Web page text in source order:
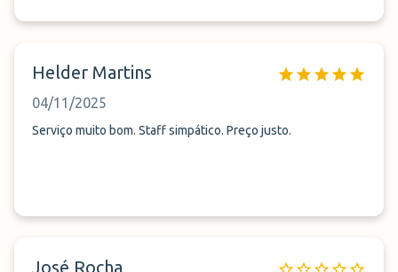
Helder Martins
04/11/2025
Serviço muito bom. Staff simpático. Preço justo.
José Rocha